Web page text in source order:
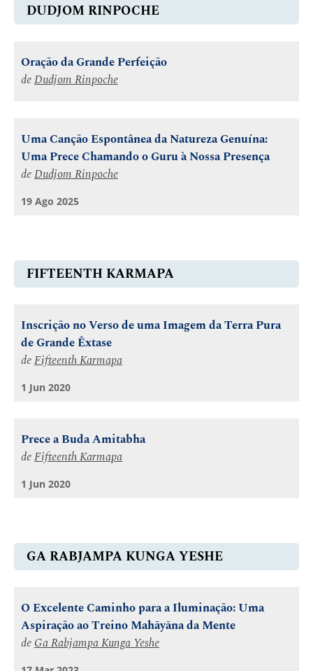
DUDJOM RINPOCHE
Oração da Grande Perfeição
deDudjom Rinpoche
Uma Canção Espontânea da Natureza Genuína:
Uma Prece Chamando o Guru à Nossa Presença
deDudjom Rinpoche
19 Ago 2025
FIFTEENTH KARMAPA
Inscrição no Verso de uma Imagem da Terra Pura
de Grande Êxtase
deFifteenth Karmapa
1 Jun 2020
Prece a Buda Amitabha
deFifteenth Karmapa
1 Jun 2020
GA RABJAMPA KUNGA YESHE
O Excelente Caminho para a Iluminação: Uma
Aspiração ao Treino Mahāyāna da Mente
deGa Rabjampa Kunga Yeshe